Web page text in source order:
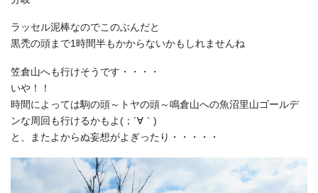
ラッセル泥棒なのでこのぶんだと
黒禿の頭まで1時間半もかからないかもしれませんね
笠倉山へも行けそうです・・・・
いや！！
時間によっては駒の頭～トヤの頭～鳴倉山への魚沼里山ゴールデ
ンな周回も行けるかもよ(；´∀｀)
と、またよからぬ妄想がよぎったり・・・・・